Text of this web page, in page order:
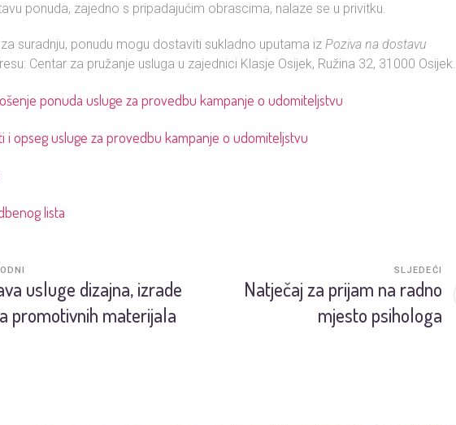
ponuda, zajedno s pripadajućim obrascima, nalaze se u privitku.
suradnju, ponudu mogu dostaviti sukladno uputama izPoziva na dostavu
Centar za pružanje usluga u zajednici Klasje Osijek, Ružina 32, 31000 Osijek.
ponuda usluge za provedbu kampanje o udomiteljstvu
i opseg usluge za provedbu kampanje o udomiteljstvu
lista
usluge dizajna, izrade
promotivnih materijala
Natječaj za prijam na radno
mjesto psihologa
SLJEDEĆI